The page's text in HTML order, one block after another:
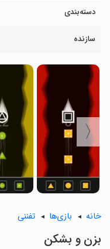
دسته‌بندی
سازنده
〈
خانه بازی‌ها تفننی
بزن و بشکن